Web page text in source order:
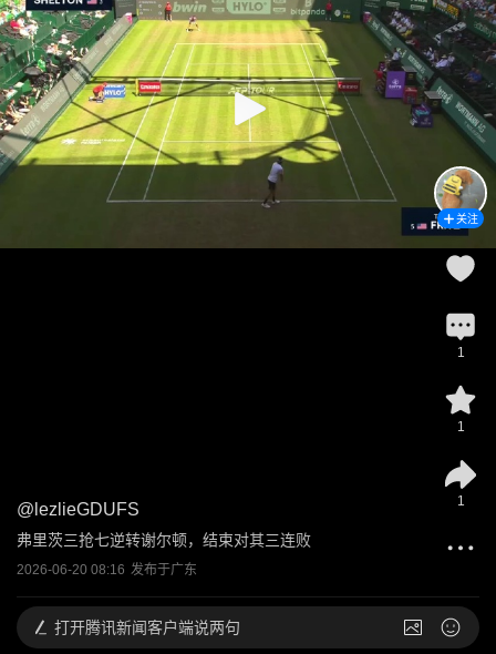
@ lezlieGDUFS
弗里茨三抢七逆转谢尔顿，结束对其三连败
2026-06-20 08:16 发布于广东
关注
1
1
1
打开腾讯新闻客户端说两句